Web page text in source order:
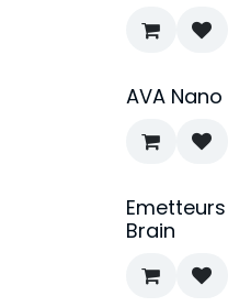
AVA
Brain